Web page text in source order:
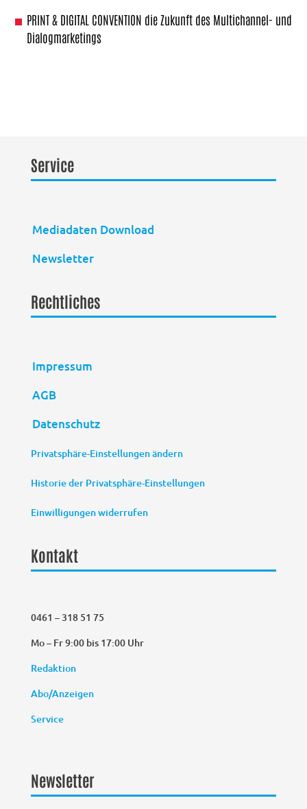
PRINT & DIGITAL CONVENTION die Zukunft des Multichannel- und
Dialogmarketings
Service
Mediadaten Download
Newsletter
Rechtliches
Impressum
AGB
Datenschutz
Privatsphäre-Einstellungen ändern
Historie der Privatsphäre-Einstellungen
Einwilligungen widerrufen
Kontakt
0461 – 318 51 75
Mo – Fr 9:00 bis 17:00 Uhr
Redaktion
Abo/Anzeigen
Service
Newsletter